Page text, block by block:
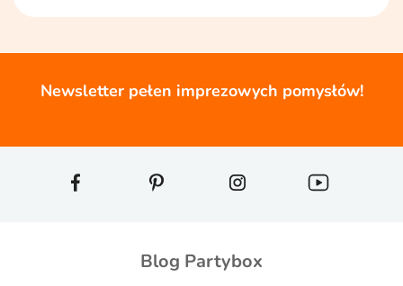
Newsletter pełen imprezowych pomysłów!
Blog Partybox